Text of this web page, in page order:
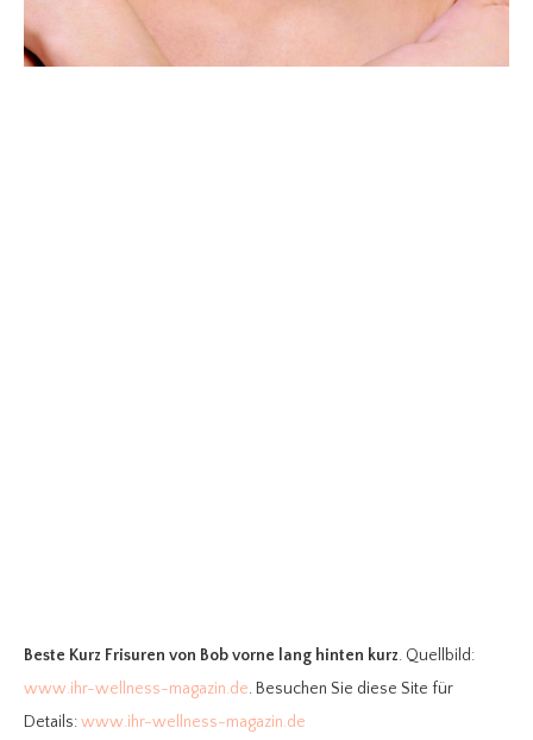
Beste Kurz Frisuren von Bob vorne lang hinten kurz. Quellbild:
www.ihr-wellness-magazin.de. Besuchen Sie diese Site für
Details:www.ihr-wellness-magazin.de